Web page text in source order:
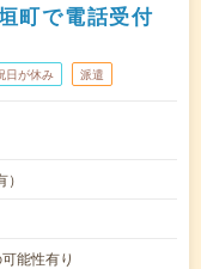
町で電話受付
日が休み 派遣
能性有り